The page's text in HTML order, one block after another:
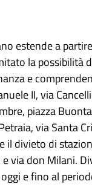
estende a
la possibilità
e
II, via
piazza
via Santa
il divieto di
via don Milani.
e fino al